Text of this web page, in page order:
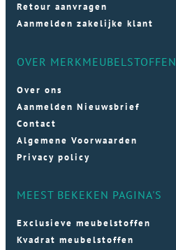
Retour aanvragen
Aanmelden zakelijke klant
OVER MERKMEUBELSTOFFEN
Over ons
Aanmelden Nieuwsbrief
Contact
Algemene Voorwaarden
Privacy policy
MEEST BEKEKEN PAGINA'S
Exclusieve meubelstoffen
Kvadrat meubelstoffen